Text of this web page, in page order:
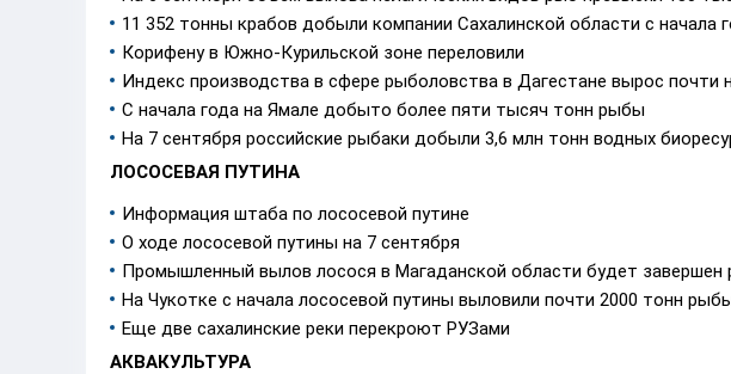
11 352 тонны крабов добыли компании Сахалинской области с начала
Корифену в Южно-Курильской зоне переловили
Индекс производства в сфере рыболовства в Дагестане вырос почти
С начала года на Ямале добыто более пяти тысяч тонн рыбы
На 7 сентября российские рыбаки добыли 3,6 млн тонн водных
ЛОСОСЕВАЯ ПУТИНА
Информация штаба по лососевой путине
О ходе лососевой путины на 7 сентября
Промышленный вылов лосося в Магаданской области будет завершен
На Чукотке с начала лососевой путины выловили почти 2000 тонн
Еще две сахалинские реки перекроют РУЗами
АКВАКУЛЬТУРА